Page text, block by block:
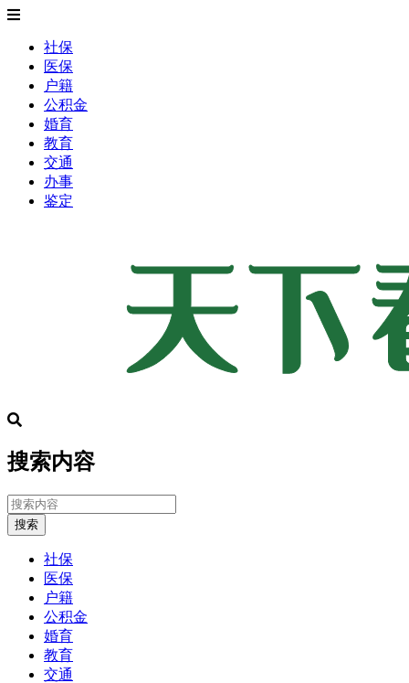
社保
医保
户籍
公积金
婚育
教育
交通
办事
鉴定
搜索内容
搜索
社保
医保
户籍
公积金
婚育
教育
交通